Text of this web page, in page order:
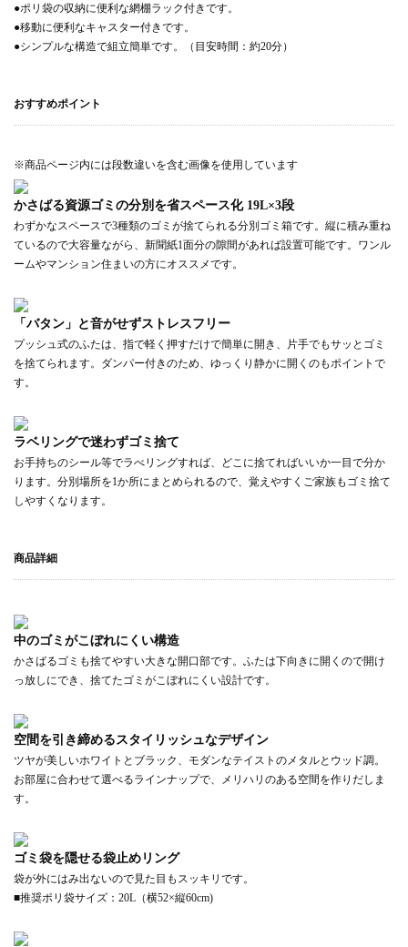
●ポリ袋の収納に便利な網棚ラック付きです。
●移動に便利なキャスター付きです。
●シンプルな構造で組立簡単です。（目安時間：約20分）
おすすめポイント
※商品ページ内には段数違いを含む画像を使用しています
かさばる資源ゴミの分別を省スペース化 19L×3段
わずかなスペースで3種類のゴミが捨てられる分別ゴミ箱です。縦に積み重ね
ているので大容量ながら、新聞紙1面分の隙間があれば設置可能です。ワンル
ームやマンション住まいの方にオススメです。
「バタン」と音がせずストレスフリー
プッシュ式のふたは、指で軽く押すだけで簡単に開き、片手でもサッとゴミ
を捨てられます。ダンパー付きのため、ゆっくり静かに開くのもポイントで
す。
ラベリングで迷わずゴミ捨て
お手持ちのシール等でラべリングすれば、どこに捨てればいいか一目で分か
ります。分別場所を1か所にまとめられるので、覚えやすくご家族もゴミ捨て
しやすくなります。
商品詳細
中のゴミがこぼれにくい構造
かさばるゴミも捨てやすい大きな開口部です。ふたは下向きに開くので開け
っ放しにでき、捨てたゴミがこぼれにくい設計です。
空間を引き締めるスタイリッシュなデザイン
ツヤが美しいホワイトとブラック、モダンなテイストのメタルとウッド調。
お部屋に合わせて選べるラインナップで、メリハリのある空間を作りだしま
す。
ゴミ袋を隠せる袋止めリング
袋が外にはみ出ないので見た目もスッキリです。
■推奨ポリ袋サイズ：20L（横52×縦60cm)